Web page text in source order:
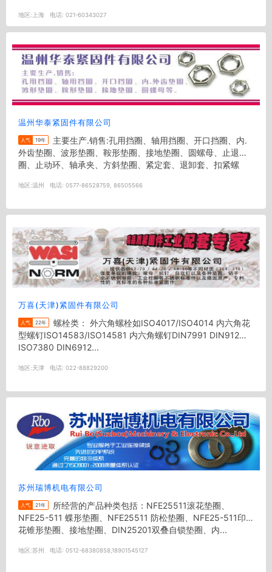
地区: 上海 电话: 021-60343027
温州华泰紧固件有限公司
人气 19年
外齿垫圈、波形垫圈、鞍形垫圈、接地垫圈、圆螺母、止退垫
圈、止动环、轴承夹、方斜垫圈、紧定套、退卸套、扣紧螺
地区:温州 电话: 0577-86528759, 86505566
万喜(天津)紧固件有限公司
人气 22年
型螺钉ISO14583/ISO14581 内六角螺钉DIN7991 DIN912
ISO7380 DIN6912...
地区:天津 电话: 022-88829200
苏州瑞博机电有限公司
人气 21年
NFE25-511 蝶形垫圈、NFE25511 防松垫圈、NFE25-511印
花锥形垫圈、接地垫圈、DIN25201双叠自锁垫圈、内...
地区:苏州 电话: 0512-68380858,18901545127